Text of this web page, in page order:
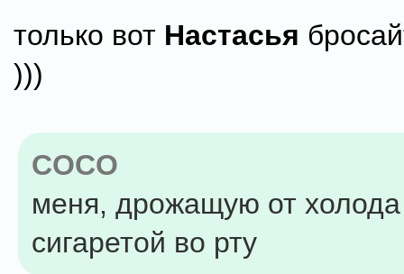
только вот Настасья
)))
COCO
меня, дрожащую от
сигаретой во рту